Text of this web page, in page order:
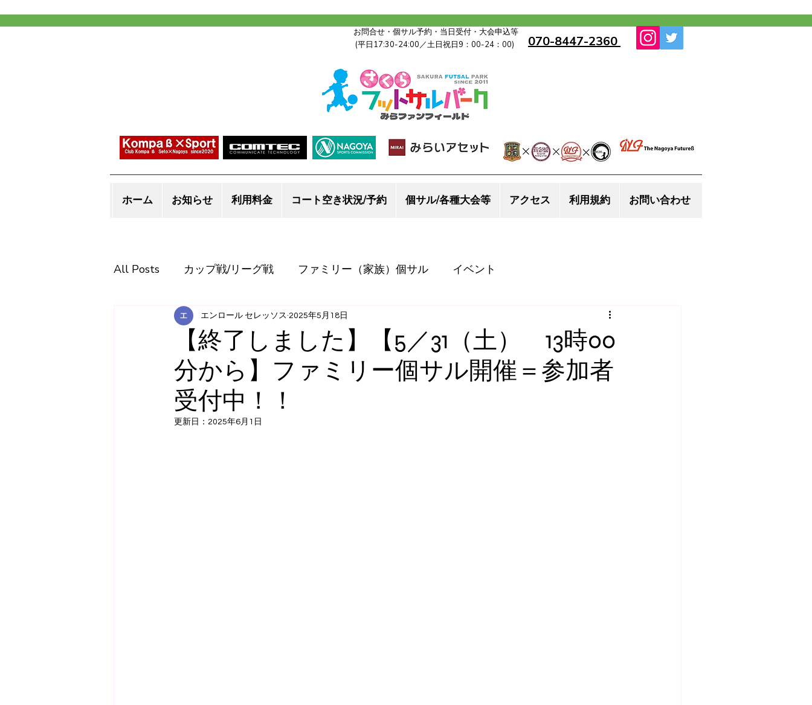
お問合せ・個サル予約・当日受付・大会申込等
(平日17:30-24:00／土日祝日9：00-24：00)
070-8447-2360
ホーム お知らせ 利用料金 コート空き状況/予約 個サル/各種大会等 アクセス 利用規約 お問い合わせ
All Posts カップ戦/リーグ戦 ファミリー（家族）個サル イベント
【終了しました】【5／31（土） 13時00
分から】ファミリー個サル開催＝参加者
受付中！！
エンロール セレッソス 2025年5月18日
更新日： 2025年6月1日